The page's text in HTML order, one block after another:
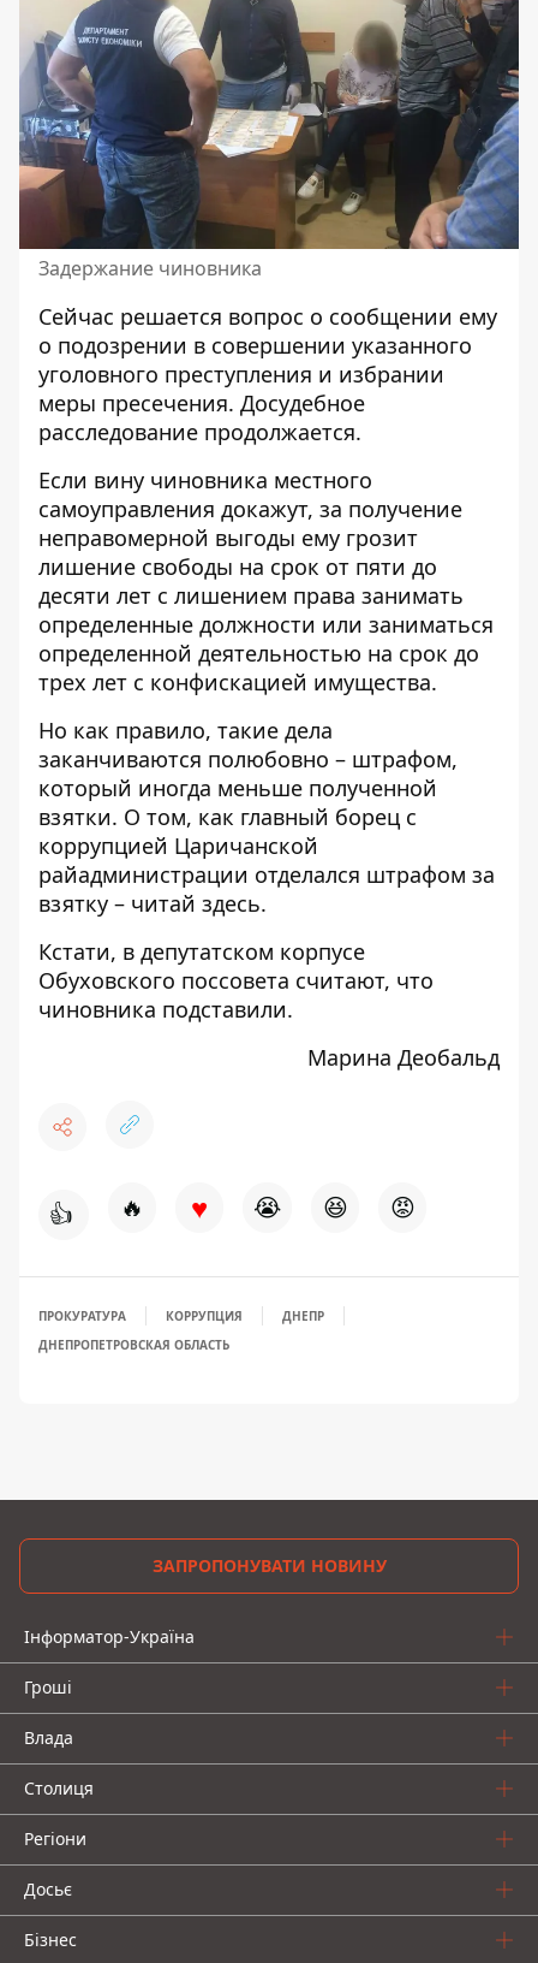
Задержание чиновника
Сейчас решается вопрос о сообщении ему
о подозрении в совершении указанного
уголовного преступления и избрании
меры пресечения. Досудебное
расследование продолжается.
Если вину чиновника местного
самоуправления докажут, за получение
неправомерной выгоды ему грозит
лишение свободы на срок от пяти до
десяти лет с лишением права занимать
определенные должности или заниматься
определенной деятельностью на срок до
трех лет с конфискацией имущества.
Но как правило, такие дела
заканчиваются полюбовно – штрафом,
который иногда меньше полученной
взятки. О том, как главный борец с
коррупцией Царичанской
райадминистрации отделался штрафом за
взятку – читай здесь.
Кстати, в депутатском корпусе
Обуховского поссовета считают, что
чиновника подставили.
Марина Деобальд
👍 🔥 ♥ 😭 😆 😡
ПРОКУРАТУРА КОРРУПЦИЯ
ДНЕПР
ДНЕПРОПЕТРОВСКАЯ ОБЛАСТЬ
ЗАПРОПОНУВАТИ НОВИНУ
Інформатор-Україна
Гроші
Влада
Столиця
Регіони
Досьє
Бізнес